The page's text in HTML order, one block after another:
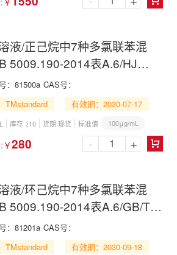
液/正己烷中7种多氯联苯混
5009.190-2014表A.6/HJ
7 PCBs Mix in n-Hexane
： 81500a CAS号：
TMstandard
有效期：2030-07-17
库存 ≥10 货期 现货 标准值 100μg/mL
￥280 
- +
液/环己烷中7种多氯联苯混
5009.190-2014表A.6/GB/T
2017/USEPA
8270E/USEPA
： 81201a CAS号：
TMstandard
有效期：2030-09-18